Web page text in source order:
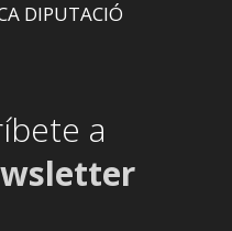
DIPUTACIÓ
a